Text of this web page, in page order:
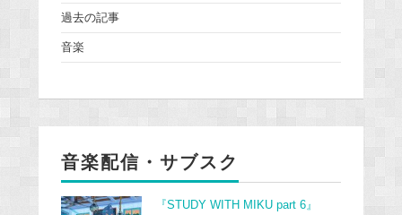
過去の記事
音楽
音楽配信・サブスク
『STUDY WITH MIKU part 6』